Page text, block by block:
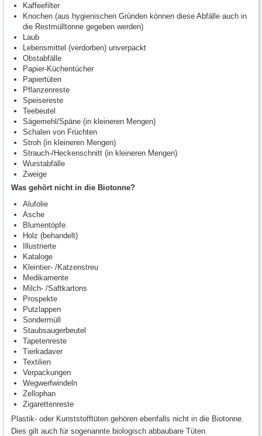
Kaffeefilter
Knochen (aus hygienischen Gründen können diese Abfälle auch in
die Restmülltonne gegeben werden)
Laub
Lebensmittel (verdorben) unverpackt
Obstabfälle
Papier-Küchentücher
Papiertüten
Pflanzenreste
Speisereste
Teebeutel
Sägemehl/Späne (in kleineren Mengen)
Schalen von Früchten
Stroh (in kleineren Mengen)
Strauch-/Heckenschnitt (in kleineren Mengen)
Wurstabfälle
Zweige
Was gehört nicht in die Biotonne?
Alufolie
Asche
Blumentöpfe
Holz (behandelt)
Illustrierte
Kataloge
Kleintier- /Katzenstreu
Medikamente
Milch- /Saftkartons
Prospekte
Putzlappen
Sondermüll
Staubsaugerbeutel
Tapetenreste
Tierkadaver
Textilien
Verpackungen
Wegwerfwindeln
Zellophan
Zigarettenreste
Plastik- oder Kunststofftüten gehören ebenfalls nicht in die Biotonne.
Dies gilt auch für sogenannte biologisch abbaubare Tüten.